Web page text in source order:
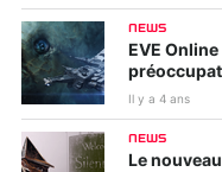
NEWS
EVE
Il y a 4 ans
NEWS
Le